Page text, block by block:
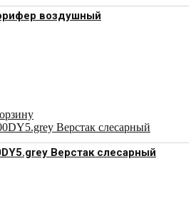
воздушный
Верстак слесарный